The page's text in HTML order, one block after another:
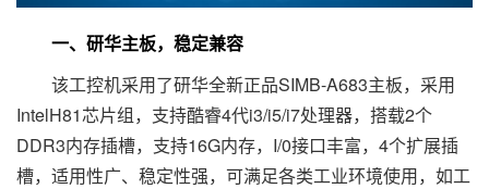
一、研华主板，稳定兼容
该工控机采用了研华全新正品SIMB-A683主板，采用
IntelH81芯片组，支持酷睿4代i3/i5/i7处理器，搭载2个
DDR3内存插槽，支持16G内存，I/0接口丰富，4个扩展插
槽，适用性广、稳定性强，可满足各类工业环境使用，如工